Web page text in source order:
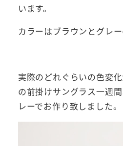
います。
カラーはブラウンとグレー
実際のどれぐらいの色変
の前掛けサングラス一週
レーでお作り致しました。